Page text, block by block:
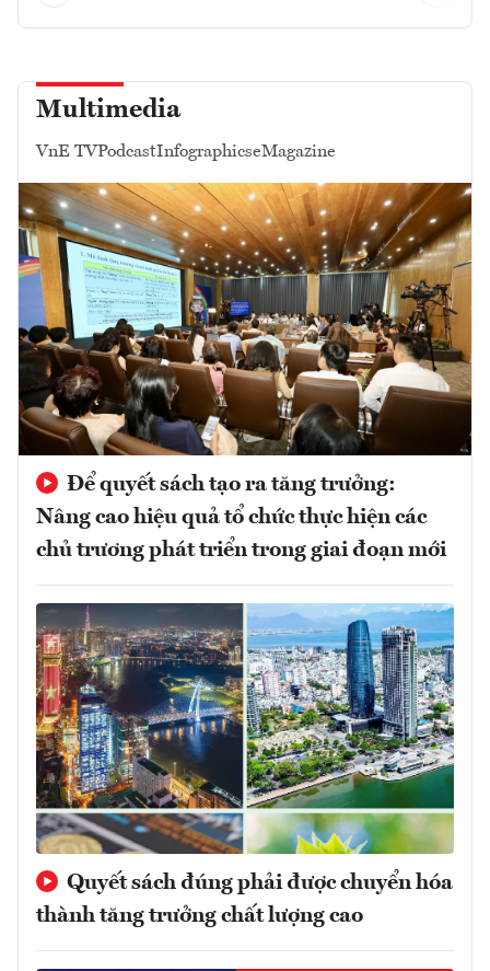
Multimedia
VnE TVPodcastInfographicseMagazine
Để quyết sách tạo ra tăng trưởng:
Nâng cao hiệu quả tổ chức thực hiện các
chủ trương phát triển trong giai đoạn mới
Quyết sách đúng phải được chuyển hóa
thành tăng trưởng chất lượng cao